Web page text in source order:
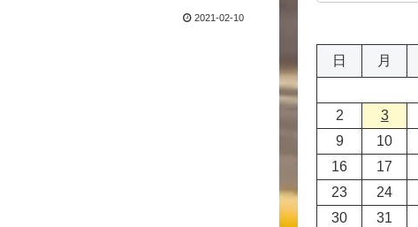
2021-02-10
日
月
2
3
9
10
16
17
23
24
30
31